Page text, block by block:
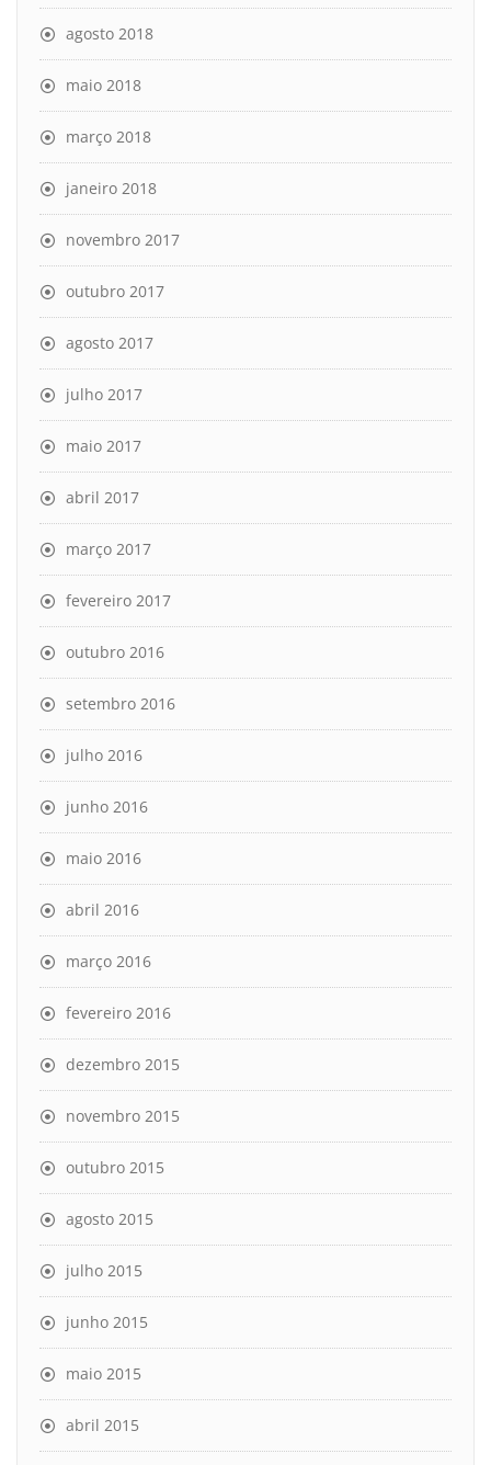
agosto 2018
maio 2018
março 2018
janeiro 2018
novembro 2017
outubro 2017
agosto 2017
julho 2017
maio 2017
abril 2017
março 2017
fevereiro 2017
outubro 2016
setembro 2016
julho 2016
junho 2016
maio 2016
abril 2016
março 2016
fevereiro 2016
dezembro 2015
novembro 2015
outubro 2015
agosto 2015
julho 2015
junho 2015
maio 2015
abril 2015